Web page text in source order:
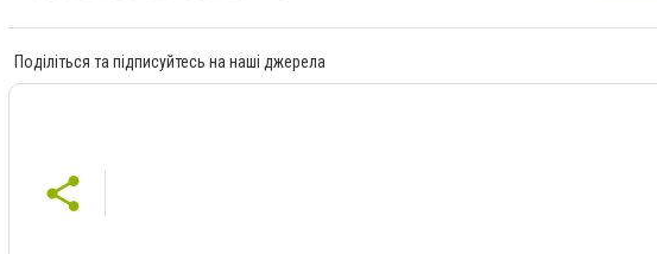
Поділіться та підписуйтесь на наші джерела